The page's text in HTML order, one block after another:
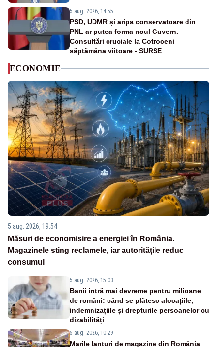
5 aug. 2026, 14:55
PSD, UDMR și aripa conservatoare din
PNL ar putea forma noul Guvern.
Consultări cruciale la Cotroceni
săptămâna viitoare - SURSE
ECONOMIE
5 aug. 2026, 19:54
Măsuri de economisire a energiei în România.
Magazinele sting reclamele, iar autoritățile reduc
consumul
5 aug. 2026, 15:03
Banii intră mai devreme pentru milioane
de români: când se plătesc alocațiile,
indemnizațiile și drepturile persoanelor cu
dizabilități
5 aug. 2026, 10:29
Marile lanțuri de magazine din România